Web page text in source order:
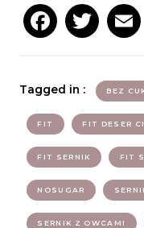
Tagged in : BEZ
FIT FIT DESER
FIT SERNIK FIT
NOSUGAR
SERNIK Z OWCAMI